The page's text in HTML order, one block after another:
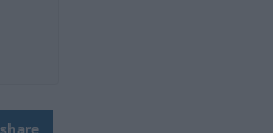
share